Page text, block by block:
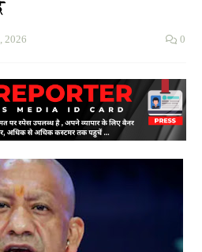
2026 0